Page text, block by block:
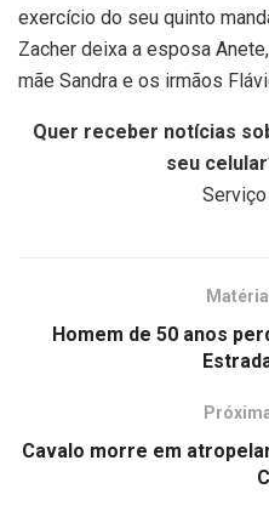
exercício do seu quinto
Zacher deixa a esposa
mãe Sandra e os irmãos
Quer receber notícias
seu
Serviço
Homem de 50 anos
Cavalo morre em